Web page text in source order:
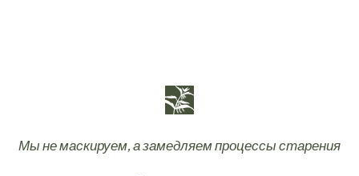
Мы не маскируем, а замедляем процессы старения